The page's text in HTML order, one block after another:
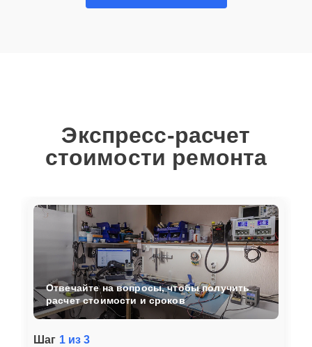
Экспресс-расчет
стоимости ремонта
Шаг 1 из 3
Отвечайте на вопросы, чтобы получить
расчет стоимости и сроков